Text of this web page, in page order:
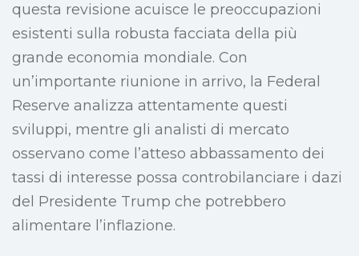
questa revisione acuisce le preoccupazioni
esistenti sulla robusta facciata della più
grande economia mondiale. Con
un’importante riunione in arrivo, la Federal
Reserve analizza attentamente questi
sviluppi, mentre gli analisti di mercato
osservano come l’atteso abbassamento dei
tassi di interesse possa controbilanciare i dazi
del Presidente Trump che potrebbero
alimentare l’inflazione.